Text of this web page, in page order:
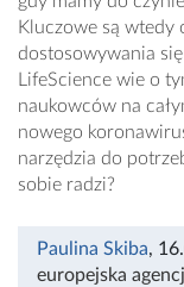
Kluczowe są wtedy
dostosowywania
LifeScience wie o
naukowców na
nowego
narzędzia do
sobie radzi?
Paulina Skiba,
europejska